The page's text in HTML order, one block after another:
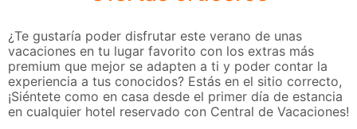
¿Te gustaría poder disfrutar este verano de unas
vacaciones en tu lugar favorito con los extras más
premium que mejor se adapten a ti y poder contar la
experiencia a tus conocidos? Estás en el sitio correcto,
¡Siéntete como en casa desde el primer día de estancia
en cualquier hotel reservado con Central de Vacaciones!